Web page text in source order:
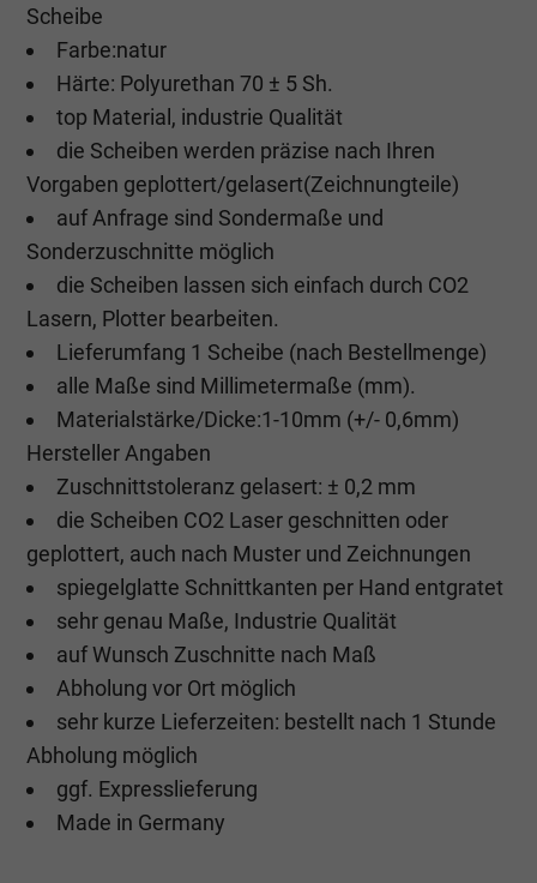
Scheibe
Farbe:natur
Härte: Polyurethan 70 ± 5 Sh.
top Material, industrie Qualität
die Scheiben werden präzise nach Ihren
Vorgaben geplottert/gelasert(Zeichnungteile)
auf Anfrage sind Sondermaße und
Sonderzuschnitte möglich
die Scheiben lassen sich einfach durch CO2
Lasern, Plotter bearbeiten.
Lieferumfang 1 Scheibe (nach Bestellmenge)
alle Maße sind Millimetermaße (mm).
Materialstärke/Dicke:1-10mm (+/- 0,6mm)
Hersteller Angaben
Zuschnittstoleranz gelasert: ± 0,2 mm
die Scheiben CO2 Laser geschnitten oder
geplottert, auch nach Muster und Zeichnungen
spiegelglatte Schnittkanten per Hand entgratet
sehr genau Maße, Industrie Qualität
auf Wunsch Zuschnitte nach Maß
Abholung vor Ort möglich
sehr kurze Lieferzeiten: bestellt nach 1 Stunde
Abholung möglich
ggf. Expresslieferung
Made in Germany